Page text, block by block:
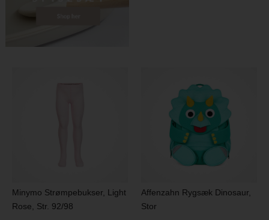
Minymo Strømpebukser, Light
Rose, Str. 92/98
Affenzahn Rygsæk Dinosaur,
Stor